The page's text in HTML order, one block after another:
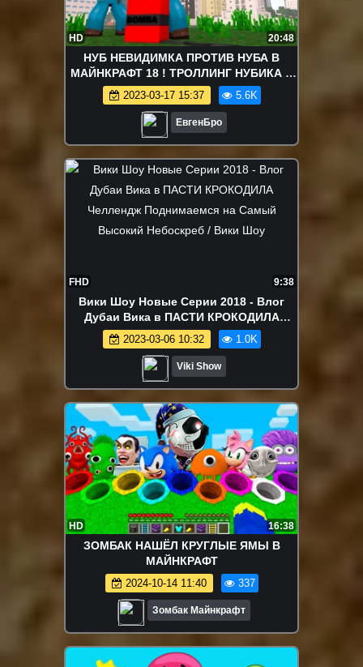
HD 20:48
НУБ НЕВИДИМКА ПРОТИВ НУБА В
МАЙНКРАФТ 18 ! ТРОЛЛИНГ НУБИКА В
MINECRAFT Мультик Майнкрафт
2023-03-17 15:37 5.6K
ЕвгенБро
FHD 9:38
Вики Шоу Новые Серии 2018 - Влог
Дубаи Вика в ПАСТИ КРОКОДИЛА
Челлендж Поднимаемся на Самый
Высокий Небоскреб / Вики Шоу
2023-03-06 10:32 1.0K
Viki Show
HD 16:38
ЗОМБАК НАШЁЛ КРУГЛЫЕ ЯМЫ В
МАЙНКРАФТ
2024-10-14 11:40 337
Зомбак Майнкрафт